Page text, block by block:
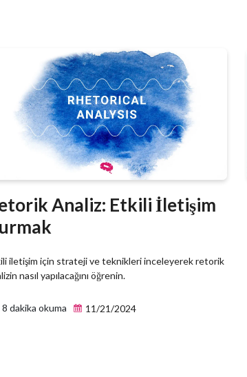
Analiz: Etkili İletişim
iletişim için strateji ve teknikleri inceleyerek retorik
nasıl yapılacağını öğrenin.
8 dakika okuma 11/21/2024